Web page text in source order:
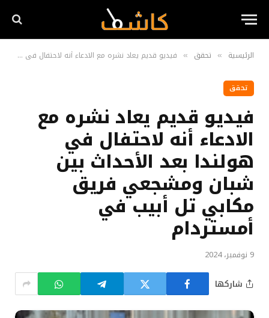
الرئيسية » تحقق » فيديو قديم يعاد نشره مع الادعاء أنه لاحتفال في هولندا بعد الأحداث بين شبان ومشجعي فريق مكابي تل أبيب في أمستردام
تحقق
فيديو قديم يعاد نشره مع
الادعاء أنه لاحتفال في
هولندا بعد الأحداث بين
شبان ومشجعي فريق
مكابي تل أبيب في
أمستردام
9 نوفمبر، 2024
شاركها